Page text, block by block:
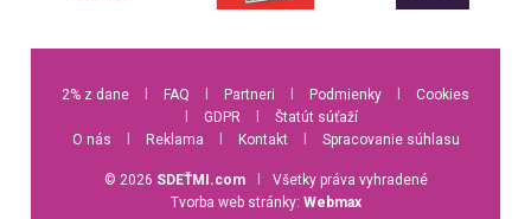
2% z dane FAQ Partneri Podmienky
Cookies
GDPR
Štatút súťaží
O nás
Reklama Kontakt Spracovanie súhlasu
© 2026 SDEŤMI.com
Všetky práva vyhradené
Tvorba web stránky: Webmax